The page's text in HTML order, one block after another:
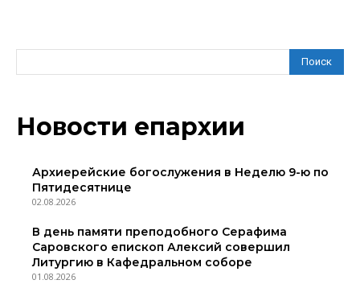
Поиск
Новости епархии
Архиерейские богослужения в Неделю 9-ю по
Пятидесятнице
02.08.2026
В день памяти преподобного Серафима
Саровского епископ Алексий совершил
Литургию в Кафедральном соборе
01.08.2026